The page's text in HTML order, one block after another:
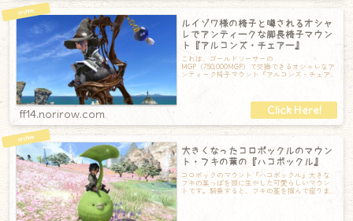
ルイゾワ様の椅子と噂されるオシャ
レでアンティークな脚長椅子マウン
ト『アルコンズ・チェアー』
これは、ゴールドソーサーの
MGP（750,000MGP）で交換できるオシャレなア
ンティーク椅子マウント『アルコンズ・チェア
ff14.norirow.com
大きくなったコロポックルのマウン
ト・フキの葉の『ハコボックル』
コロポックのマウント『ハコボックル』大きな
フキの葉っぱを頭に生やした可愛らしいマウン
トです。騎乗すると、フキの茎を掴んで座りま
す。葉っぱの上には水玉が。常にキラキラのエ